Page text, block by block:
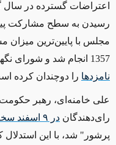
اعتراضات گسترده در سال
رسیدن به سطح مشارکت
1357 انجام شد و شورای نگهبانِ حکومت روند
نامزدها را دوچندان کرده
علی خامنه‌ای، رهبر حکومت
رای‌دهندگان در ۹ اسفند
پرشور" شد، با این استدلال